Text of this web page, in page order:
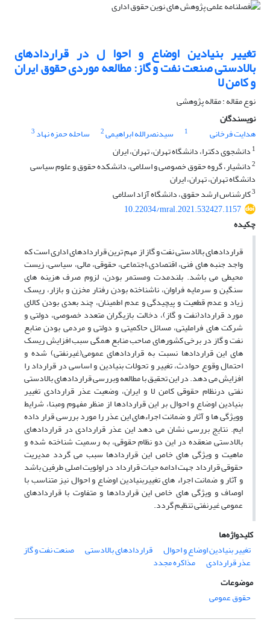
تغییر بنیادین اوضاع و احوا ل در قراردادهای
بالادستی صنعت نفت و گاز: مطالعه موردی حقوق ایران
و کامن لا
نوع مقاله : مقاله پژوهشی
نویسندگان
هدایت فرخانی
1 سیدنصرالله ابراهیمی2 ساحله حمزه نهاد 3
1 دانشجوی دکترا، دانشگاه تهران، تهران، ایران
2دانشیار، گروه حقوق خصوصی و اسلامی، دانشکده حقوق و علوم سیاسی
دانشگاه تهران، تهران، ایران
3کارشناس ارشد حقوق، دانشگاه آزاد اسلامی
10.22034/mral.2021.532427.1157
چکیده
قراردادهای بالادستی نفت و گاز از مهم ترین قراردادهای اداری است که
واجد جنبه های فنی، اقتصادی،اجتماعی، حقوقی، مالی، سیاسی، زیست
محیطی می باشد. بلندمدت ومستمر بودن، لزوم صرف هزینه های
سنگین و سرمایه فراوان، ناشناخته بودن رفتار مخزن و بازار، ریسک
زیاد و عدم قطعیت و پیچیدگی و عدم اطمینان، چند بعدی بودن کالای
مورد قرارداد(نفت و گاز)، دخالت بازیگران متعدد خصوصی، دولتی و
شرکت های فراملیتی، مسائل حاکمیتی و دولتی و مردمی بودن منابع
نفت و گاز در برخی کشورهای صاحب منابع همگی سبب افزایش ریسک
های این قراردادها نسبت به قراردادهای عمومی(غیرنفتی) شده و
احتمال وقوع حوادث، تغییر و تحولات بنیادین و اساسی در قرارداد را
افزایش می دهد. در این تحقیق با مطالعه وبررسی قراردادهای بالادستی
نفتی درنظام حقوقی کامن لا و ایران، وضعیت عذر قراردادی تغییر
بنیادین اوضاع و احوال بر این قراردادها از منظر مفهوم ومبنا، شرایط
وویژگی ها و آثار و ضمانت اجراءهای این عذر را مورد بررسی قرار داده
ایم. نتایج بررسی نشان می دهد این عذر قراردادی در قراردادهای
بالادستی منعقده در این دو نظام حقوقی، به رسمیت شناخته شده و
ماهیت و ویژگی های خاص این قراردادها سبب می گردد مدیریت
حقوقی قرارداد جهت ادامه حیات قرارداد در اولویت اصلی طرفین باشد
و آثار و ضمانت اجراء های تغییربنیادین اوضاع و احوال نیز متناسب با
اوصاف و ویژگی های خاص این قراردادها و متفاوت با قراردادهای
عمومی غیرنفتی تنظیم گردد.
کلیدواژه‌ها
تغییر بنیادین اوضاع و احوال
قراردادهای بالادستی صنعت نفت و گاز
عذر قراردادی
مذاکره مجدد
موضوعات
حقوق عمومی